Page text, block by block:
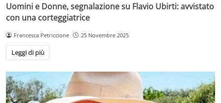
Uomini e Donne, segnalazione su Flavio Ubirti: avvistato
con una corteggiatrice
Francesca Petriccione 25 Novembre 2025
Leggi di più